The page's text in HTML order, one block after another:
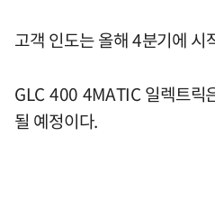
고객 인도는 올해 4분기에 시
GLC 400 4MATIC 일렉트릭
될 예정이다.